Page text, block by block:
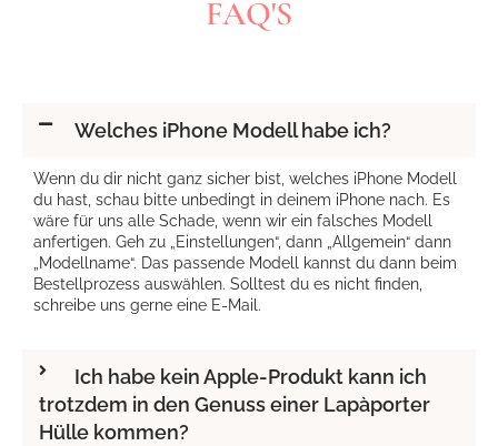
FAQ'S
Welches iPhone Modell habe ich?
Wenn du dir nicht ganz sicher bist, welches iPhone Modell
du hast, schau bitte unbedingt in deinem iPhone nach. Es
wäre für uns alle Schade, wenn wir ein falsches Modell
anfertigen. Geh zu „Einstellungen“, dann „Allgemein“ dann
„Modellname“. Das passende Modell kannst du dann beim
Bestellprozess auswählen. Solltest du es nicht finden,
schreibe uns gerne eine E-Mail.
Ich habe kein Apple-Produkt kann ich
trotzdem in den Genuss einer Lapàporter
Hülle kommen?